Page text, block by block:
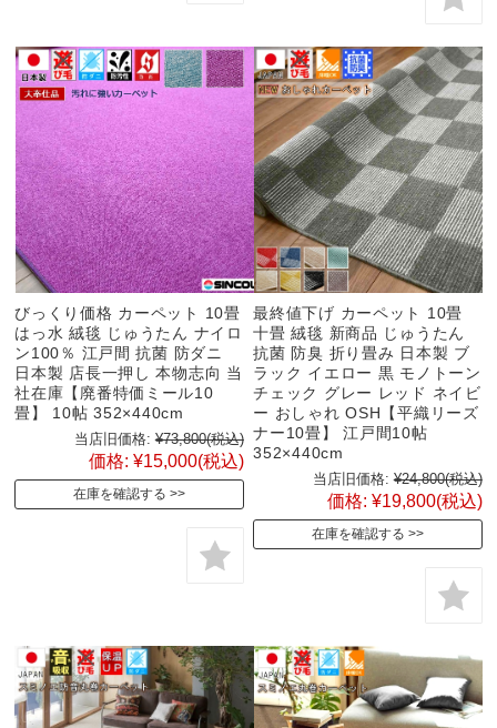
びっくり価格 カーペット 10畳
はっ水 絨毯 じゅうたん ナイロ
ン100％ 江戸間 抗菌 防ダニ
日本製 店長一押し 本物志向 当
社在庫【廃番特価ミール10
畳】 10帖 352×440cm
当店旧価格: ¥73,800(税込)
価格: ¥15,000(税込)
在庫を確認する
最終値下げ カーペット 10畳
十畳 絨毯 新商品 じゅうたん
抗菌 防臭 折り畳み 日本製 ブ
ラック イエロー 黒 モノトーン
チェック グレー レッド ネイビ
ー おしゃれ OSH【平織リーズ
ナー10畳】 江戸間10帖
352×440cm
当店旧価格: ¥24,800(税込)
価格: ¥19,800(税込)
在庫を確認する